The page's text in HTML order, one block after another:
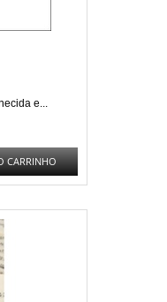
e...
CARRINHO